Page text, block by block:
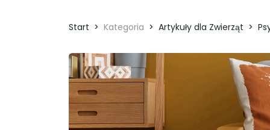
Start Kategoria Artykuły dla Zwierząt